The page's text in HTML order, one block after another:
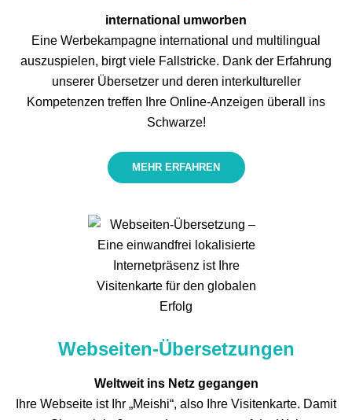
international umworben
Eine Werbekampagne international und multilingual
auszuspielen, birgt viele Fallstricke. Dank der Erfahrung
unserer Übersetzer und deren interkultureller
Kompetenzen treffen Ihre Online-Anzeigen überall ins
Schwarze!
MEHR ERFAHREN
Webseiten-Übersetzungen
Weltweit ins Netz gegangen
Ihre Webseite ist Ihr „Meishi“, also Ihre Visitenkarte. Damit